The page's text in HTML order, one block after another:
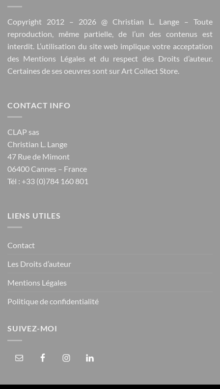
Copyright 2012 – 2026 @ Christian L. Lange – Toute
reproduction, même partielle, de l’un des contenus est
interdit. L’utilisation du site web implique votre acceptation
des Mentions Légales et du respect des Droits d’auteur.
Certaines de ses oeuvres sont sur Art Collect Store
CONTACT INFO
CLAP sas
Christian L. Lange
47 Rue de Mimont
06400 Cannes – France
Tél : +33 (0)784 160 801
LIENS UTILES
Contact
Les Droits d’auteur
Mentions Légales
Politique de confidentialité
SUIVEZ-MOI